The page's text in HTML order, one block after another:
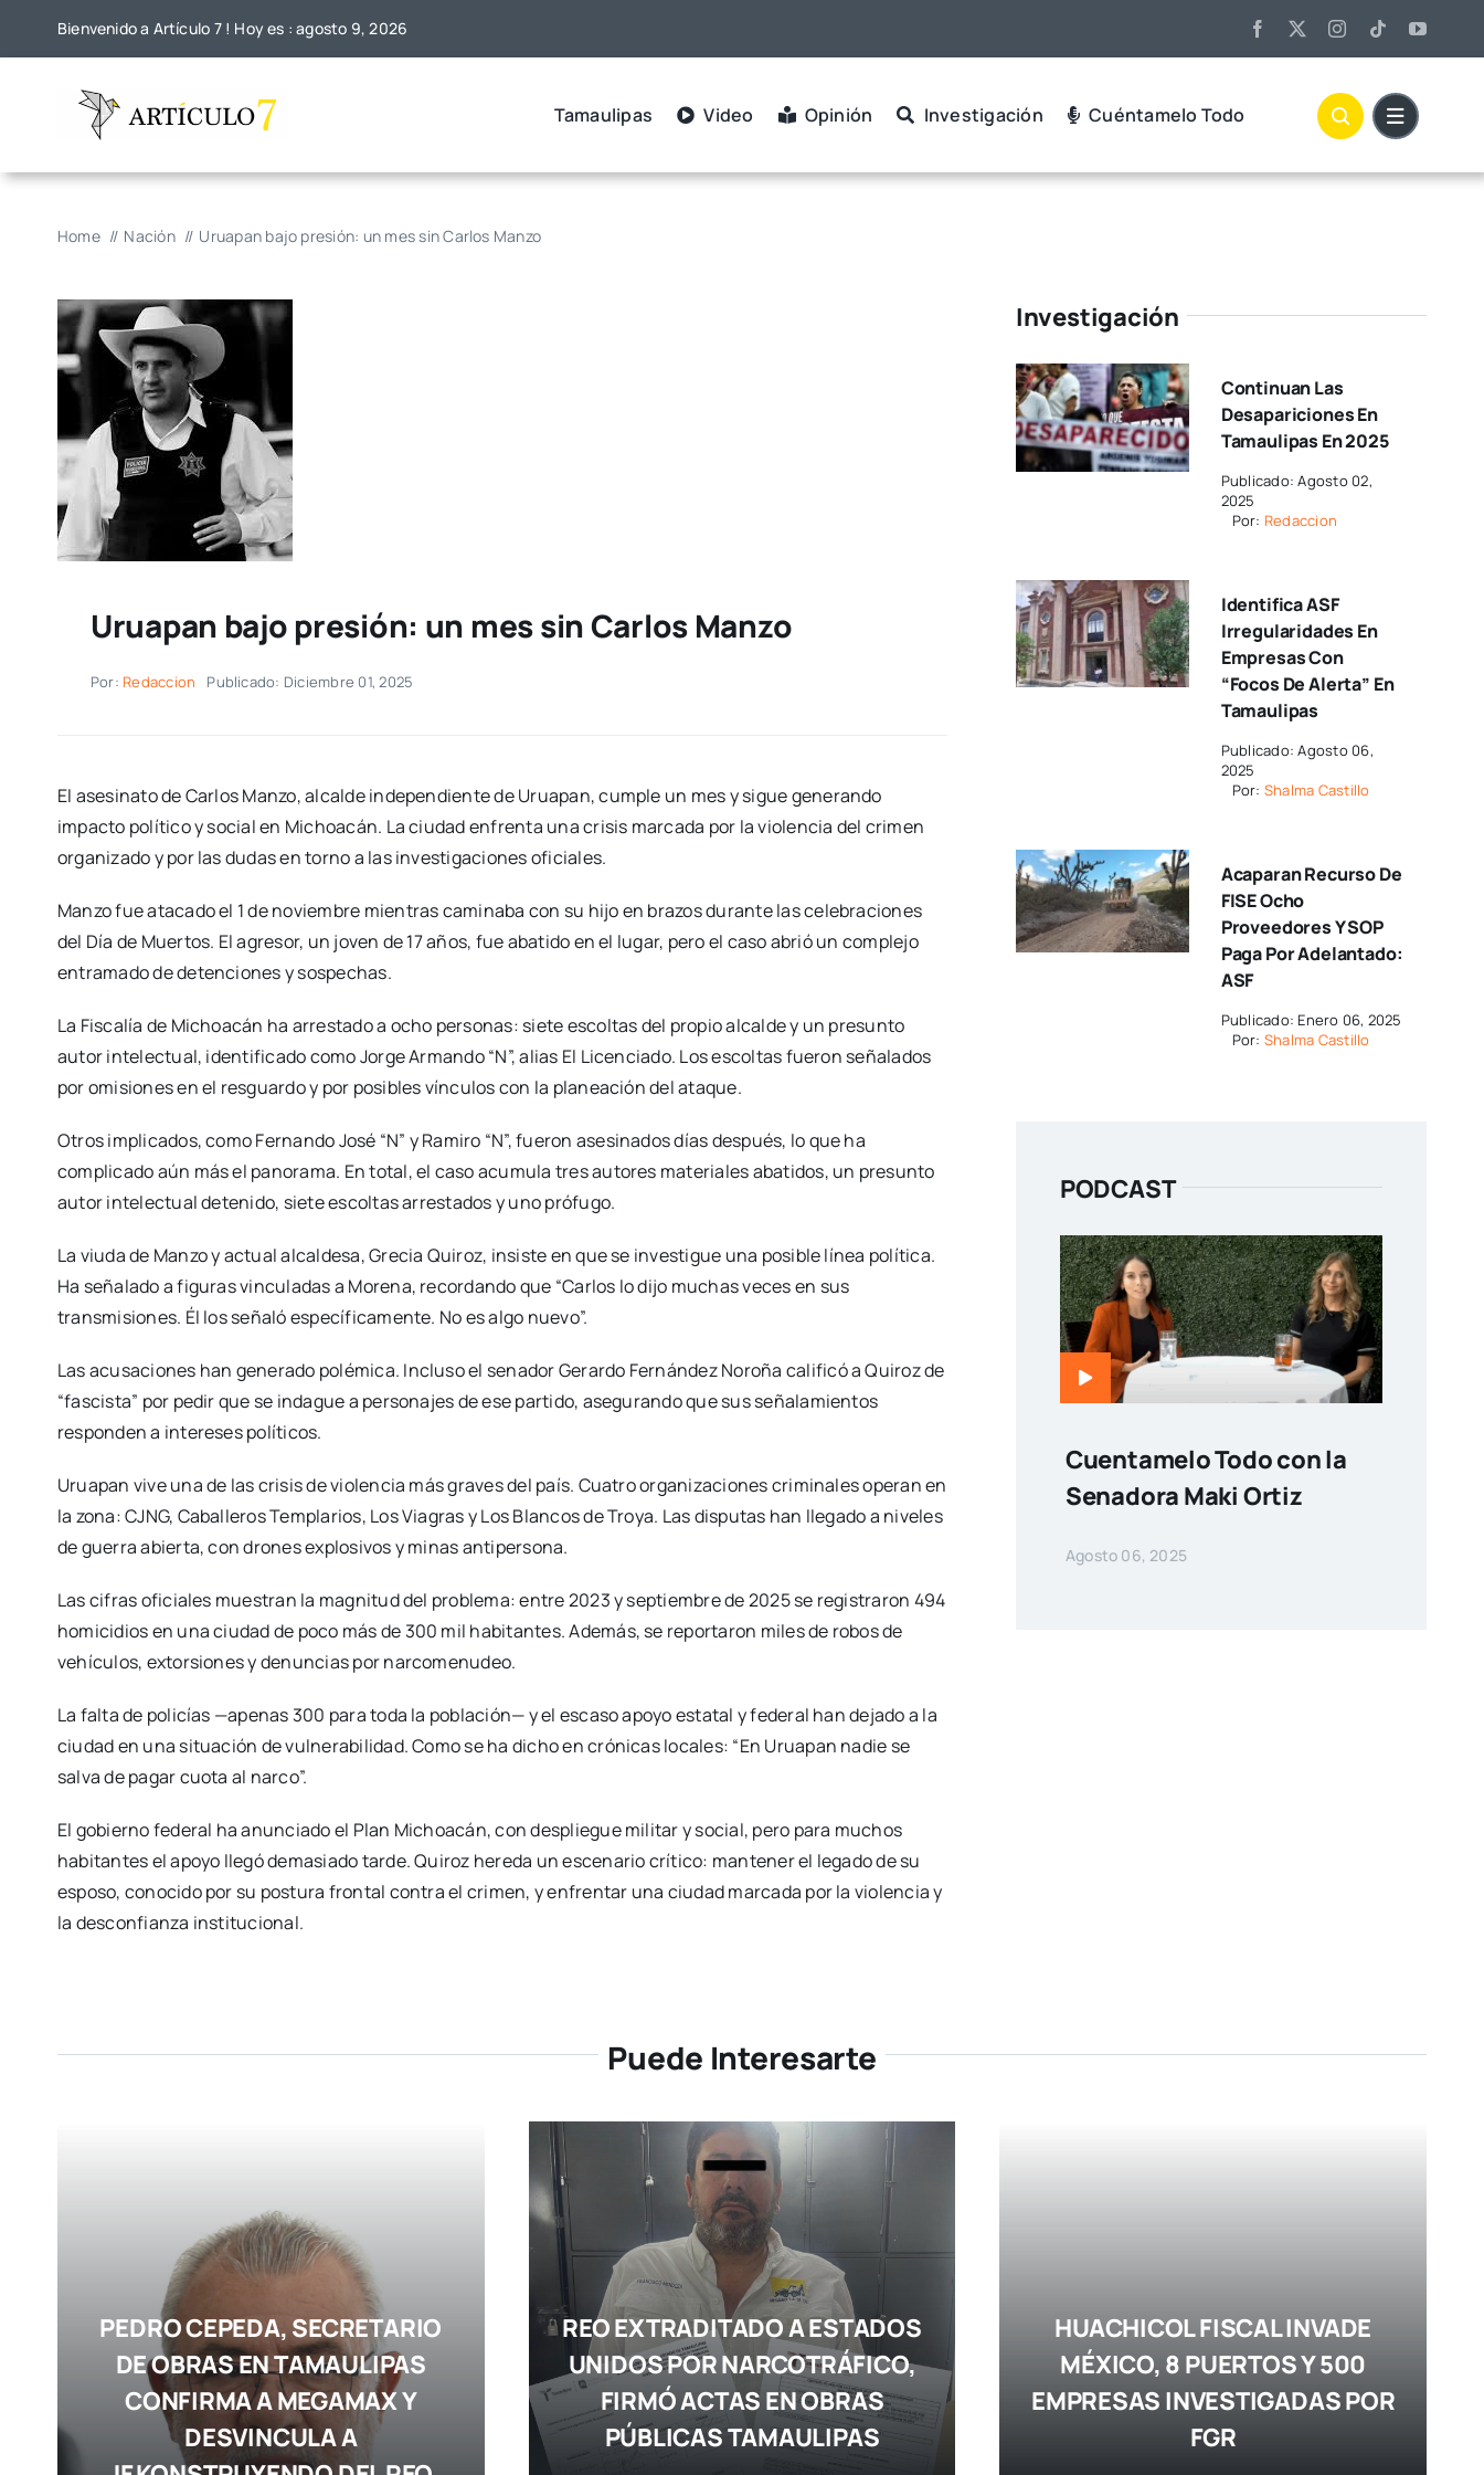
Bienvenido a Artículo 7 ! Hoy es : agosto 9, 2026
Tamaulipas Video Opinión Investigación Cuéntamelo Todo
Home Nación Uruapan bajo presión: un mes sin Carlos Manzo
Uruapan bajo presión: un mes sin Carlos Manzo
Por: Redaccion Publicado: Diciembre 01, 2025
El asesinato de Carlos Manzo, alcalde independiente de Uruapan, cumple un mes y sigue generando
impacto político y social en Michoacán. La ciudad enfrenta una crisis marcada por la violencia del crimen
organizado y por las dudas en torno a las investigaciones oficiales.
Manzo fue atacado el 1 de noviembre mientras caminaba con su hijo en brazos durante las celebraciones
del Día de Muertos. El agresor, un joven de 17 años, fue abatido en el lugar, pero el caso abrió un complejo
entramado de detenciones y sospechas.
La Fiscalía de Michoacán ha arrestado a ocho personas: siete escoltas del propio alcalde y un presunto
autor intelectual, identificado como Jorge Armando “N”, alias El Licenciado. Los escoltas fueron señalados
por omisiones en el resguardo y por posibles vínculos con la planeación del ataque.
Otros implicados, como Fernando José “N” y Ramiro “N”, fueron asesinados días después, lo que ha
complicado aún más el panorama. En total, el caso acumula tres autores materiales abatidos, un presunto
autor intelectual detenido, siete escoltas arrestados y uno prófugo.
La viuda de Manzo y actual alcaldesa, Grecia Quiroz, insiste en que se investigue una posible línea política.
Ha señalado a figuras vinculadas a Morena, recordando que “Carlos lo dijo muchas veces en sus
transmisiones. Él los señaló específicamente. No es algo nuevo”.
Las acusaciones han generado polémica. Incluso el senador Gerardo Fernández Noroña calificó a Quiroz de
“fascista” por pedir que se indague a personajes de ese partido, asegurando que sus señalamientos
responden a intereses políticos.
Uruapan vive una de las crisis de violencia más graves del país. Cuatro organizaciones criminales operan en
la zona: CJNG, Caballeros Templarios, Los Viagras y Los Blancos de Troya. Las disputas han llegado a niveles
de guerra abierta, con drones explosivos y minas antipersona.
Las cifras oficiales muestran la magnitud del problema: entre 2023 y septiembre de 2025 se registraron 494
homicidios en una ciudad de poco más de 300 mil habitantes. Además, se reportaron miles de robos de
vehículos, extorsiones y denuncias por narcomenudeo.
La falta de policías —apenas 300 para toda la población— y el escaso apoyo estatal y federal han dejado a la
ciudad en una situación de vulnerabilidad. Como se ha dicho en crónicas locales: “En Uruapan nadie se
salva de pagar cuota al narco”.
El gobierno federal ha anunciado el Plan Michoacán, con despliegue militar y social, pero para muchos
habitantes el apoyo llegó demasiado tarde. Quiroz hereda un escenario crítico: mantener el legado de su
esposo, conocido por su postura frontal contra el crimen, y enfrentar una ciudad marcada por la violencia y
la desconfianza institucional.
Investigación
Continuan Las
Desapariciones En
Tamaulipas En 2025
Publicado: Agosto 02,
2025
Por: Redaccion
Identifica ASF
Irregularidades En
Empresas Con
“focos De Alerta” En
Tamaulipas
Publicado: Agosto 06,
2025
Por: Shalma Castillo
Acaparan Recurso De
FISE Ocho
Proveedores Y SOP
Paga Por Adelantado:
ASF
Publicado: Enero 06, 2025
Por: Shalma Castillo
PODCAST
Cuentamelo Todo con la
Senadora Maki Ortiz
Agosto 06, 2025
Puede Interesarte
PEDRO CEPEDA, SECRETARIO
DE OBRAS EN TAMAULIPAS
CONFIRMA A MEGAMAX Y
DESVINCULA A
REO EXTRADITADO A ESTADOS
UNIDOS POR NARCOTRÁFICO,
FIRMÓ ACTAS EN OBRAS
PÚBLICAS TAMAULIPAS
HUACHICOL FISCAL INVADE
MÉXICO, 8 PUERTOS Y 500
EMPRESAS INVESTIGADAS POR
FGR